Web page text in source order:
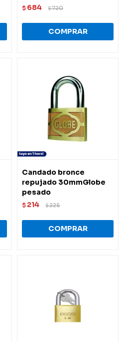
$ 684 $720
Candado bronce
repujado 30mmGlobe
pesado
$ 214 $225